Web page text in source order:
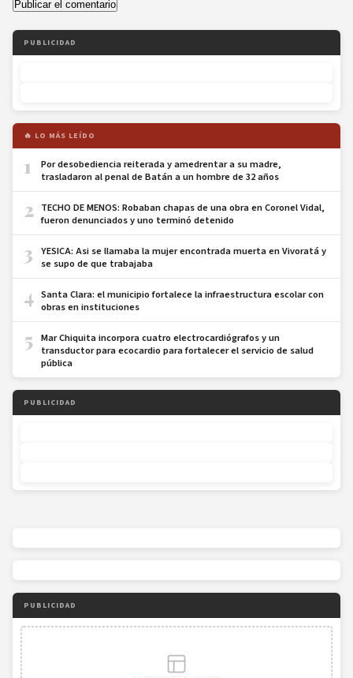
PUBLICIDAD
🔥 LO MÁS LEÍDO
1
Por desobediencia reiterada y amedrentar a su madre,
trasladaron al penal de Batán a un hombre de 32 años
2 TECHO DE MENOS: Robaban chapas de una obra en Coronel Vidal,
fueron denunciados y uno terminó detenido
3
YESICA: Asi se llamaba la mujer encontrada muerta en Vivoratá y
se supo de que trabajaba
4 Santa Clara: el municipio fortalece la infraestructura escolar con
obras en instituciones
5
Mar Chiquita incorpora cuatro electrocardiógrafos y un
transductor para ecocardio para fortalecer el servicio de salud
pública
PUBLICIDAD
PUBLICIDAD